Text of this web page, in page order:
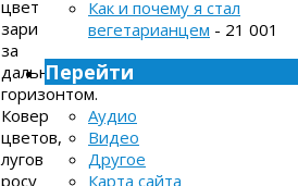
цвет
зари
за
дальним
горизонтом.
Ковер
цветов,
лугов
росу
Как и почему я стал
вегетарианцем - 21 001
Перейти
Аудио
Видео
Другое
Карта сайта